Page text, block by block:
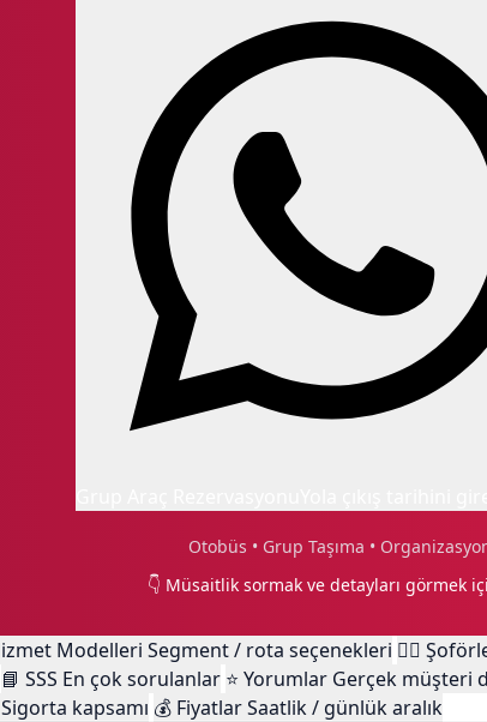
Otobüs • Grup Taşıma •
👇 Müsaitlik sormak ve detayları görmek
Modelleri Segment / rota seçenekleri 🧑‍✈️
📘 SSS En çok sorulanlar ⭐ Yorumlar Gerçek müşteri
Sigorta kapsamı 💰 FiyatlarSaatlik / günlük aralık